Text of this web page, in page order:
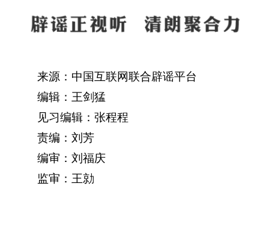
来源：中国互联网联合辟谣平台
编辑：王剑猛
见习编辑：张程程
责编：刘芳
编审：刘福庆
监审：王勍